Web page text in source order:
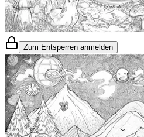
Zum Entsperren anmelden